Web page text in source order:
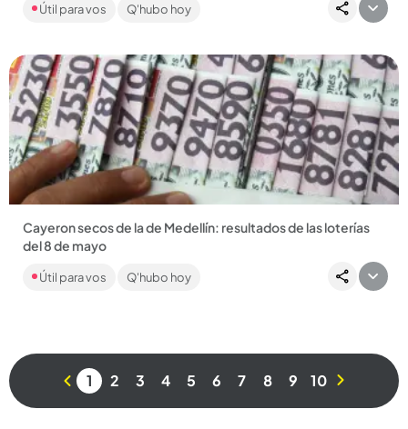
Lotería de Medellín. También jugaron las loterías de
Útil para vos Q'hubo hoy
Compartir Noticia
Cayeron secos de la de Medellín: resultados de las loterías
del 8 de mayo
sortearon varios chances nacionales que con sus resultados
Útil para vos Q'hubo hoy
1 2 3 4 5 6 7 8 9 10